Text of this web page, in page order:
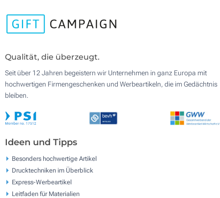
Qualität, die überzeugt.
Seit über 12 Jahren begeistern wir Unternehmen in ganz Europa mit
hochwertigen Firmengeschenken und Werbeartikeln, die im Gedächtnis
bleiben.
Ideen und Tipps
Besonders hochwertige Artikel
Drucktechniken im Überblick
Express-Werbeartikel
Leitfaden für Materialien